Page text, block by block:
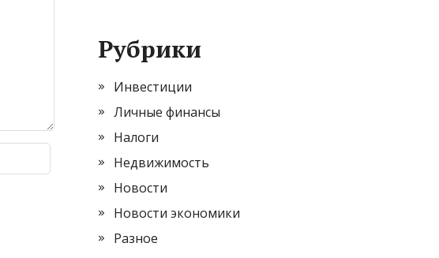
Рубрики
Инвестиции
Личные финансы
Налоги
Недвижимость
Новости
Новости экономики
Разное